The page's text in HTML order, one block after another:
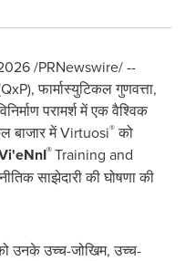
/PRNewswire/ --
फार्मास्युटिकल गुणवत्ता,
परामर्श में एक वैश्विक
बाजार में Virtuosi®को
®Training and
साझेदारी की घोषणा की
उनके उच्च-जोखिम, उच्च-